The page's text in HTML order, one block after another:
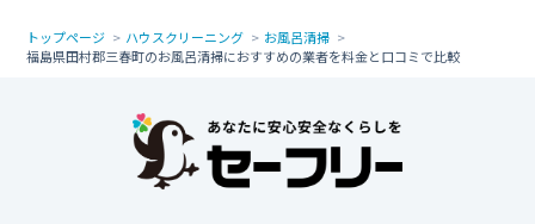
トップページ ハウスクリーニング
お風呂清掃
福島県田村郡三春町のお風呂清掃におすすめの業者を料金と口コミで比較